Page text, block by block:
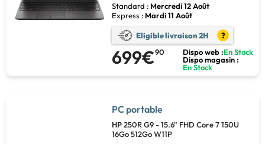
Standard : Mercredi 12 Août
Express : Mardi 11 Août
Eligible livraison 2H ?
699€90 Dispo web :En Stock
Dispo magasin :
En Stock
PC portable
HP250R G9 - 15.6" FHD Core 7 150U
16Go 512Go W11P